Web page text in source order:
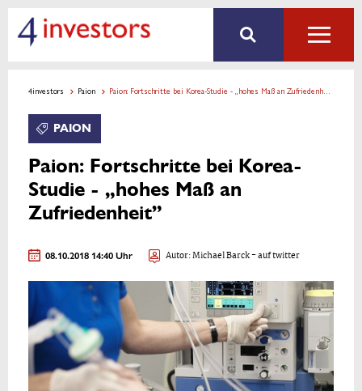
4investors Paion Paion: Fortschritte bei Korea-Studie - „hohes Maß an Zufriedenheit”
PAION
Paion: Fortschritte bei Korea-
Studie - „hohes Maß an
Zufriedenheit”
08.10.2018 14:40 Uhr Autor:Michael Barck- auf twitter